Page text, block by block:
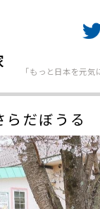
「もっと日本を元気
だぼうる